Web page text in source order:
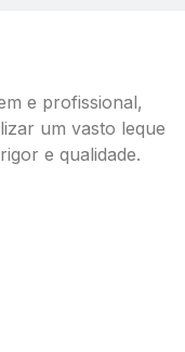
e profissional,
um vasto leque
e qualidade.